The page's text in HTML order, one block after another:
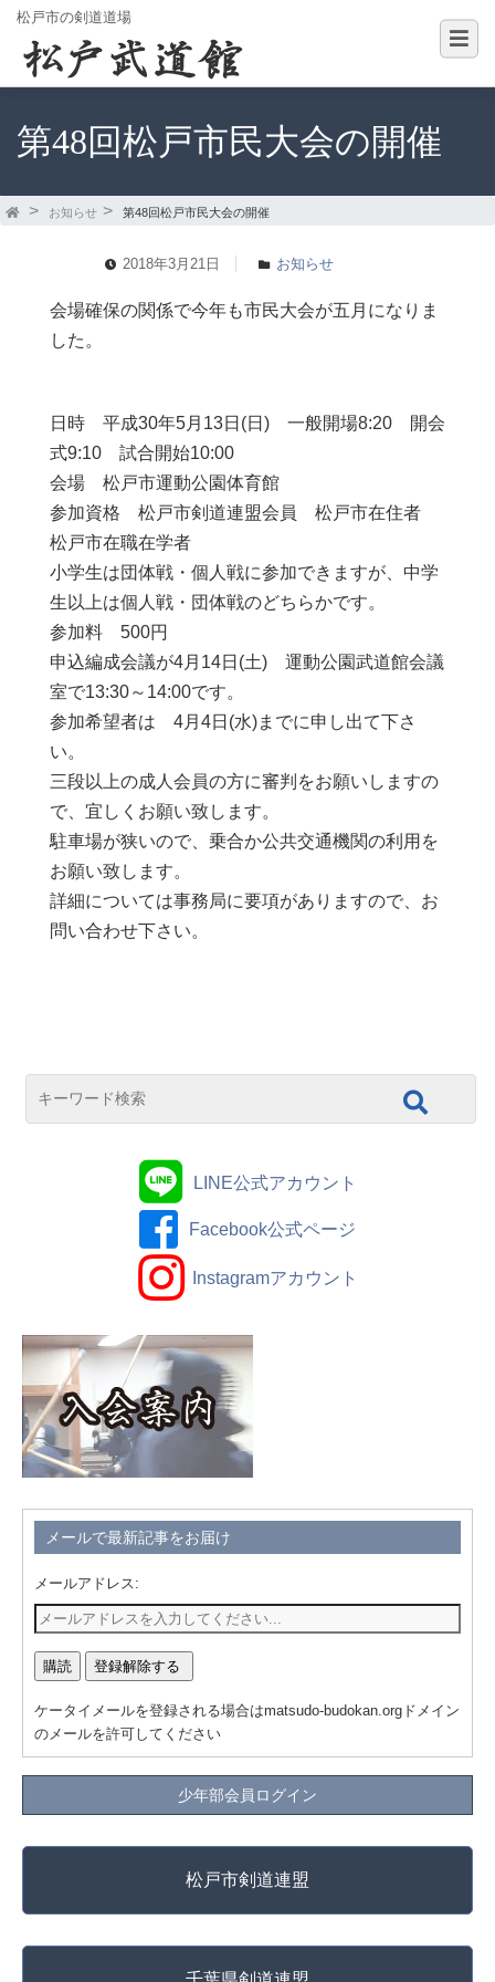
松戸市の剣道道場
第48回松戸市民大会の開催
お知らせ 第48回松戸市民大会の開催
2018年3月21日 お知らせ
会場確保の関係で今年も市民大会が五月になりま
した。
日時 平成30年5月13日(日) 一般開場8:20 開会
式9:10 試合開始10:00
会場 松戸市運動公園体育館
参加資格 松戸市剣道連盟会員 松戸市在住者
松戸市在職在学者
小学生は団体戦・個人戦に参加できますが、中学
生以上は個人戦・団体戦のどちらかです。
参加料 500円
申込編成会議が4月14日(土) 運動公園武道館会議
室で13:30～14:00です。
参加希望者は 4月4日(水)までに申し出て下さ
い。
三段以上の成人会員の方に審判をお願いしますの
で、宜しくお願い致します。
駐車場が狭いので、乗合か公共交通機関の利用を
お願い致します。
詳細については事務局に要項がありますので、お
問い合わせ下さい。
LINE公式アカウント
Facebook公式ページ
Instagramアカウント
メールで最新記事をお届け
メールアドレス:
ケータイメールを登録される場合はmatsudo-budokan.orgドメイン
のメールを許可してください
少年部会員ログイン
松戸市剣道連盟